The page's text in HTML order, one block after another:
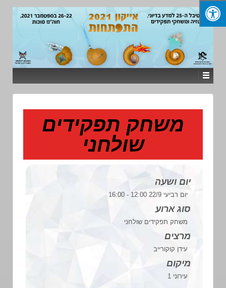
משחק תפקידים
שולחני
יום ושעה
יום רביעי 22/9 12:00 - 16:00
סוג ארוע
משחק תפקידים שולחני
מרצים
עידן קוקורייב